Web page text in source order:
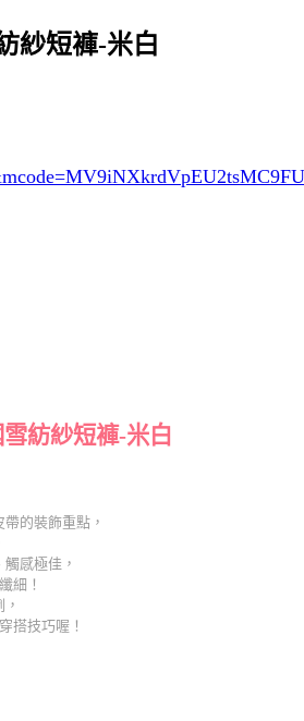
紗短褲-米白
紡紗短褲-米白
的裝飾重點，
感極佳，
細！
搭技巧喔！